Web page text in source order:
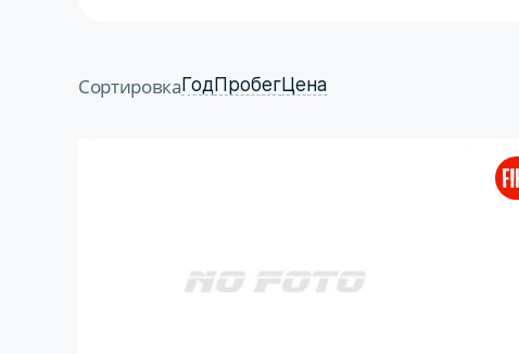
Сортировка ГодПробегЦена